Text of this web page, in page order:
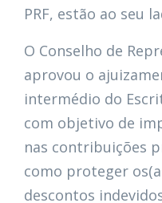
PRF, estão ao seu
O Conselho de
aprovou o
intermédio do
com objetivo de
nas contribuições
como proteger
descontos